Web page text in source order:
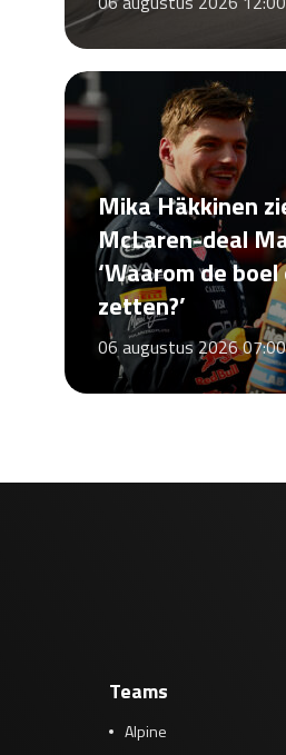
Mika Häkkinen
McLaren-deal
‘Waarom de
zetten?’
06 augustus 2026
Teams
Alpine